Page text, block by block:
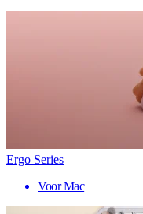
Ergo Series
Voor Mac